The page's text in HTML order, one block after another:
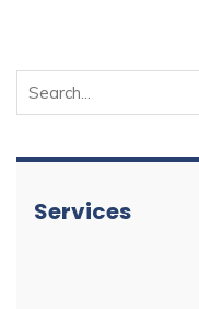
Search
for:
Services